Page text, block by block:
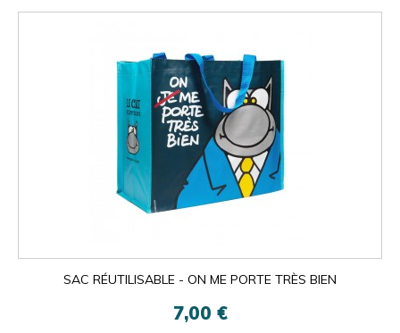
SAC RÉUTILISABLE - ON ME PORTE TRÈS BIEN
7,00 €